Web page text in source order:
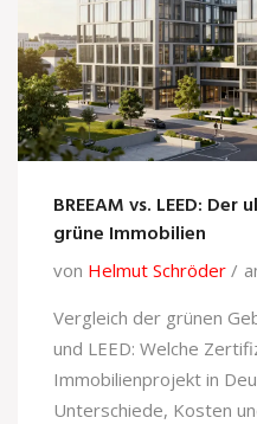
BREEAM vs. LEED:
grüne Immobilien
von Helmut Schröder
Vergleich der grünen
und LEED: Welche
Immobilienprojekt in
Unterschiede, Kosten